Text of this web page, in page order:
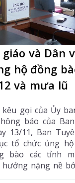
và Dân
hộ đồng
và mưa lũ
gọi của Ủy
báo của
13/11, Ban
tổ chức ủng
bào các tỉnh
nặng nề